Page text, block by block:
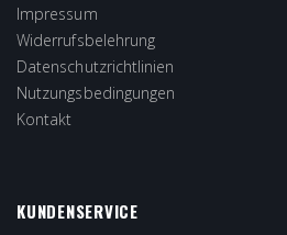
Impressum
Widerrufsbelehrung
Datenschutzrichtlinien
Nutzungsbedingungen
Kontakt
KUNDENSERVICE